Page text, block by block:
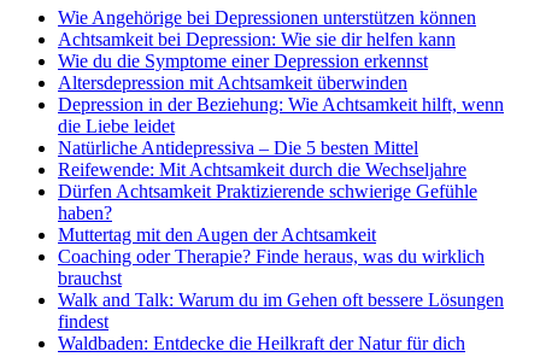
Wie Angehörige bei Depressionen unterstützen können
Achtsamkeit bei Depression: Wie sie dir helfen kann
Wie du die Symptome einer Depression erkennst
Altersdepression mit Achtsamkeit überwinden
Depression in der Beziehung: Wie Achtsamkeit hilft, wenn
die Liebe leidet
Natürliche Antidepressiva – Die 5 besten Mittel
Reifewende: Mit Achtsamkeit durch die Wechseljahre
Dürfen Achtsamkeit Praktizierende schwierige Gefühle
haben?
Muttertag mit den Augen der Achtsamkeit
Coaching oder Therapie? Finde heraus, was du wirklich
brauchst
Walk and Talk: Warum du im Gehen oft bessere Lösungen
findest
Waldbaden: Entdecke die Heilkraft der Natur für dich